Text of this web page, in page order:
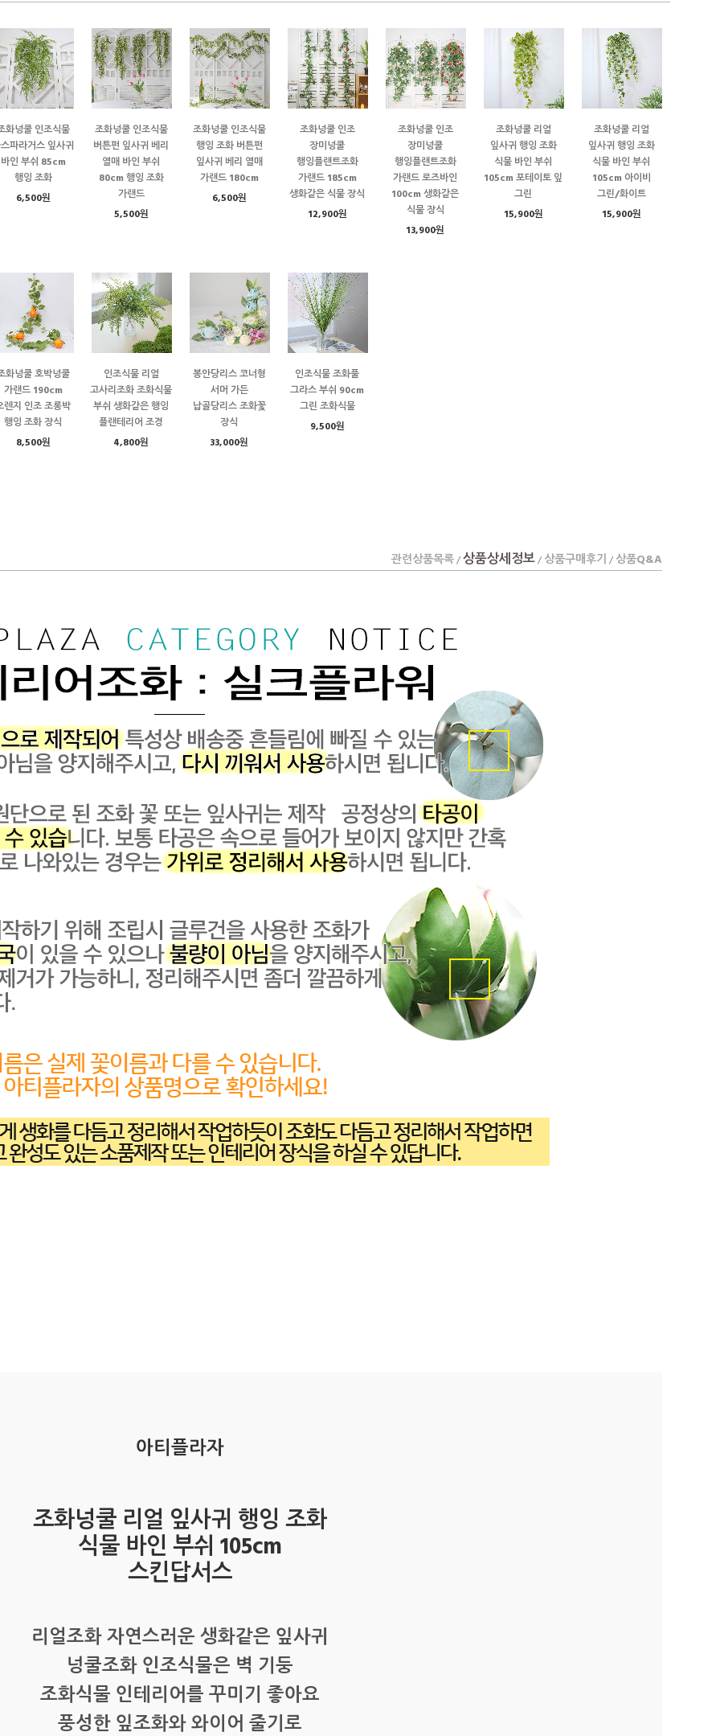
화넝쿨 인조식물
파라거스 잎사귀
바인 부쉬 85cm
행잉 조화
6,500원
조화넝쿨 인조식물
버튼펀 잎사귀 베리
열매 바인 부쉬
80cm 행잉 조화
가랜드
5,500원
조화넝쿨 인조식물
행잉 조화 버튼펀
잎사귀 베리 열매
가랜드 180cm
6,500원
조화넝쿨 인조
장미넝쿨
행잉플랜트조화
가랜드 185cm
생화같은 식물 장식
12,900원
조화넝쿨 인조
장미넝쿨
행잉플랜트조화
가랜드 로즈바인
100cm 생화같은
식물 장식
13,900원
조화넝쿨 리얼
잎사귀 행잉 조화
식물 바인 부쉬
105cm 포테이토 잎
그린
15,900원
조화넝쿨 리얼
잎사귀 행잉 조화
식물 바인 부쉬
105cm 아이비
그린/화이트
15,900원
화넝쿨 호박넝쿨
가랜드 190cm
렌지 인조 조롱박
행잉 조화 장식
8,500원
인조식물 리얼
고사리조화 조화식물
부쉬 생화같은 행잉
플랜테리어 조경
4,800원
봉안당리스 코너형
서머 가든
납골당리스 조화꽃
장식
33,000원
인조식물 조화풀
그라스 부쉬 90cm
그린 조화식물
9,500원
관련상품목록/상품상세정보/ 상품구매후기 / 상품Q&A
아티플라자
조화넝쿨 리얼 잎사귀 행잉 조화
식물 바인 부쉬 105cm
스킨답서스
리얼조화 자연스러운 생화같은 잎사귀
넝쿨조화 인조식물은 벽 기둥
조화식물 인테리어를 꾸미기 좋아요
풍성한 잎조화와 와이어 줄기로